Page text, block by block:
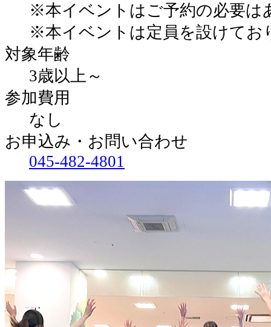
※本イベントはご予約の必要は
※本イベントは定員を設けてお
対象年齢
3歳以上～
参加費用
なし
お申込み・お問い合わせ
045-482-4801